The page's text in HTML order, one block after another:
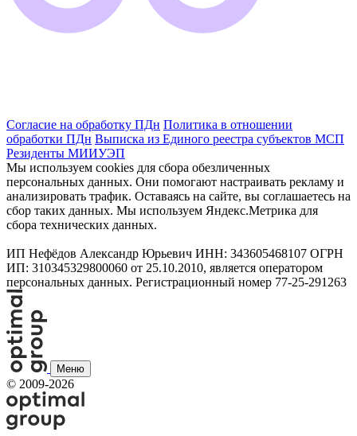
Согласие на обработку ПДн Политика в отношении
обработки ПДн Выписка из Единого реестра субъектов МСП
Резиденты МИИУЭП
Мы используем cookies для сбора обезличенных
персональных данных. Они помогают настраивать рекламу и
анализировать трафик. Оставаясь на сайте, вы соглашаетесь на
сбор таких данных. Мы используем Яндекс.Метрика для
сбора технических данных.
ИП Нефёдов Александр Юрьевич ИНН: 343605468107 ОГРН
ИП: 310345329800060 от 25.10.2010, является оператором
персональных данных. Регистрационный номер 77-25-291263
Меню
© 2009-2026